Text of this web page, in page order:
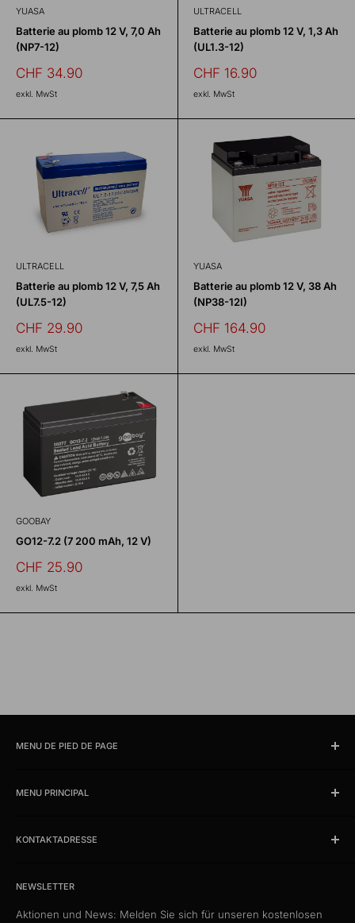
YUASA
Batterie au plomb 12 V, 7,0 Ah
(NP7-12)
Prix
CHF 34.90
exkl. MwSt
ULTRACELL
Batterie au plomb 12 V, 1,3 Ah
(UL1.3-12)
Prix
CHF 16.90
exkl. MwSt
ULTRACELL
Batterie au plomb 12 V, 7,5 Ah
(UL7.5-12)
Prix
CHF 29.90
exkl. MwSt
YUASA
Batterie au plomb 12 V, 38 Ah
(NP38-12I)
Prix
CHF 164.90
exkl. MwSt
GOOBAY
GO12-7.2 (7 200 mAh, 12 V)
Prix
CHF 25.90
exkl. MwSt
MENU DE PIED DE PAGE
Horaires et lieu d'ouverture
Conditions
Expédition
MENU PRINCIPAL
News
Exemples de catalogues
Patch de qualité
KONTAKTADRESSE
Das Kabelportal. Persönlich. Kompetent. Seit 1997.
NEWSLETTER
Aktionen und News: Melden Sie sich für unseren kostenlosen